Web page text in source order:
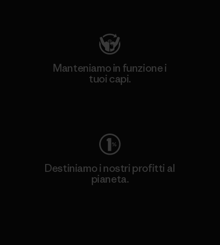
Manteniamo in funzione i
tuoi capi.
Destiniamo i nostri profitti al
pianeta.